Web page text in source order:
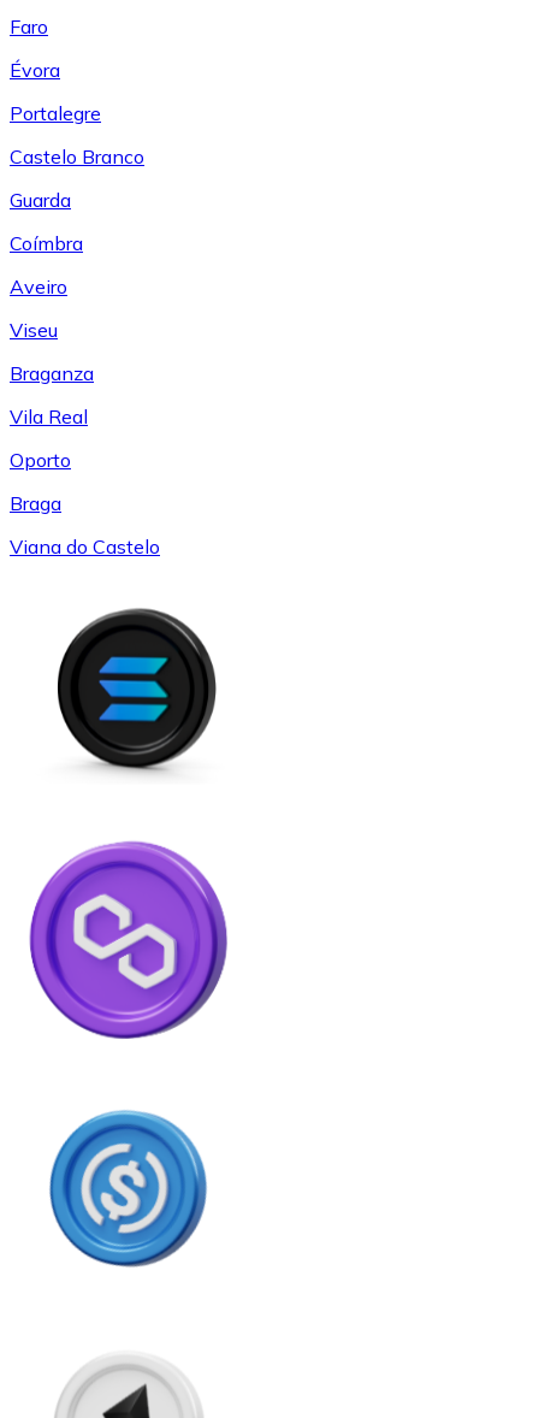
Faro
Évora
Portalegre
Castelo Branco
Guarda
Coímbra
Aveiro
Viseu
Braganza
Vila Real
Oporto
Braga
Viana do Castelo